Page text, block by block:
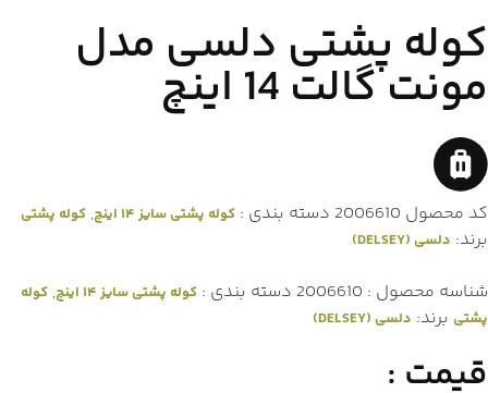
کوله پشتی دلسی مدل
مونت گالت 14 اینچ
کد محصول 2006610 دسته بندی : کوله پشتی سایز ۱۴ اینچ , کوله پشتی
برند: دلسی (DELSEY)
شناسه محصول : 2006610 دسته بندی : کوله پشتی سایز ۱۴ اینچ , کوله
پشتی برند: دلسی (DELSEY)
قیمت :